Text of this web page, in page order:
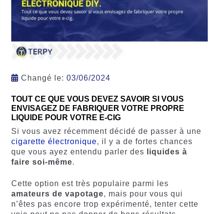
Changé le: 03/06/2024
TOUT CE QUE VOUS DEVEZ SAVOIR SI VOUS
ENVISAGEZ DE FABRIQUER VOTRE PROPRE
LIQUIDE POUR VOTRE E-CIG
Si vous avez récemment décidé de passer à une
cigarette électronique, il y a de fortes chances
que vous ayez entendu parler des
liquides à
faire soi-même.
Cette option est très populaire parmi les
amateurs de vapotage, mais pour vous qui
n’êtes pas encore trop expérimenté, tenter cette